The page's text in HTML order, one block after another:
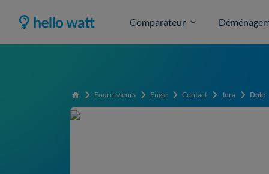
Comparateur
Accueil Fournisseurs Engie Contact Jura Dole